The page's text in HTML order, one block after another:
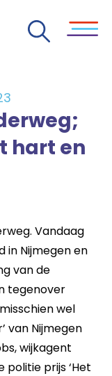
hart en
Vandaag
in Nijmegen en
van de
tegenover
wel
van Nijmegen
wijkagent
prijs ‘Het